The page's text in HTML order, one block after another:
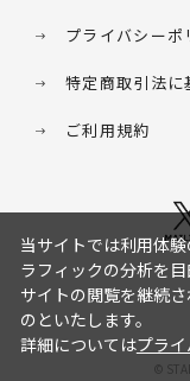
プライバシーポ
特定商取引法に
ご利用規約
©
当サイトでは利用体
ラフィックの分析を
サイトの閲覧を継続
のといたします。
詳細についてはプラ